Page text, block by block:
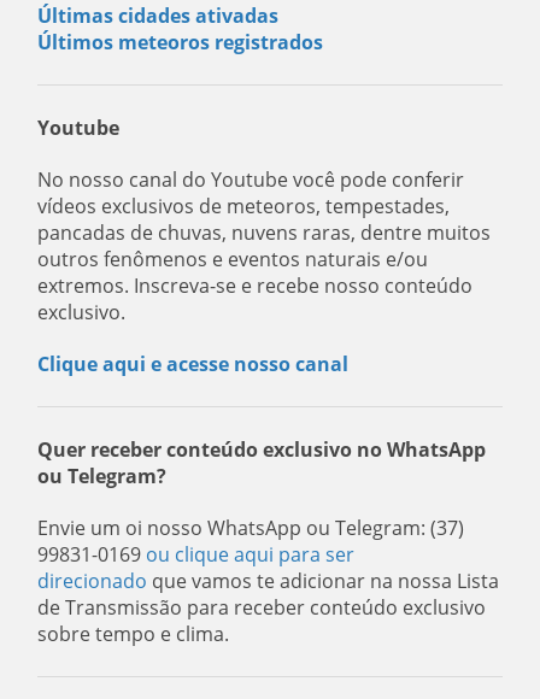
Últimas cidades ativadas
Últimos meteoros registrados
Youtube
No nosso canal do Youtube você pode conferir
vídeos exclusivos de meteoros, tempestades,
pancadas de chuvas, nuvens raras, dentre muitos
outros fenômenos e eventos naturais e/ou
extremos. Inscreva-se e recebe nosso conteúdo
exclusivo.
Clique aqui e acesse nosso canal
Quer receber conteúdo exclusivo no WhatsApp
ou Telegram?
Envie um oi nosso WhatsApp ou Telegram: (37)
99831-0169 ou clique aqui para ser
direcionado que vamos te adicionar na nossa Lista
de Transmissão para receber conteúdo exclusivo
sobre tempo e clima.